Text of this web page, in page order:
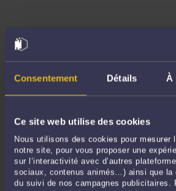
Consentement Détails À
Ce site web utilise des cookies
Nous utilisons des cookies pour mesurer
notre site, pour vous proposer une
sur l’interactivité avec d’autres
sociaux, contenus animés…) ainsi que la
du suivi de nos campagnes publicitaires.
LA MALADIE NEURODÉGÉNÉRATIVE
FONCTIONNAIRE PEUT-ELLE ÊTRE
MENTALE OUVRANT DROIT À UN
LONGUE DURÉE ?
ParAndré ICARDle 10/12/2024